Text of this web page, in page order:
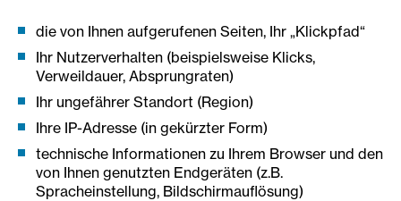
die von Ihnen aufgerufenen Seiten, Ihr „Klickpfad“
Ihr Nutzerverhalten (beispielsweise Klicks,
Verweildauer, Absprungraten)
Ihr ungefährer Standort (Region)
Ihre IP-Adresse (in gekürzter Form)
technische Informationen zu Ihrem Browser und den
von Ihnen genutzten Endgeräten (z.B.
Spracheinstellung, Bildschirmauflösung)